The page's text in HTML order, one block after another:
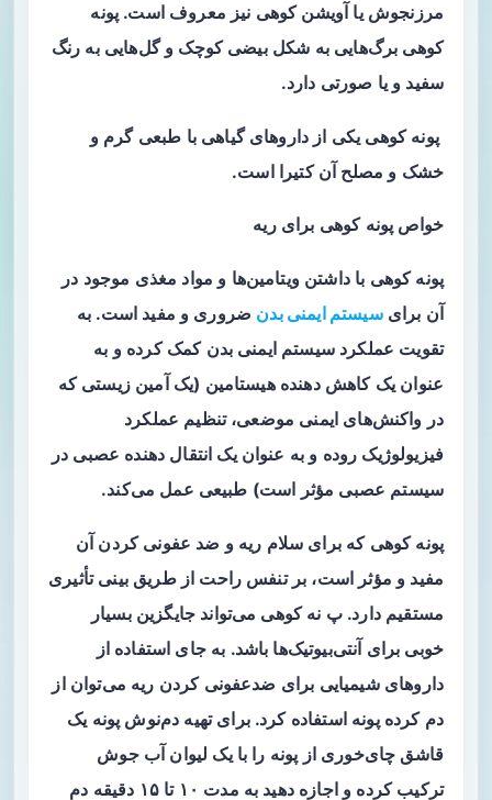
مرزنجوش یا آویشن کوهی نیز معروف است. پونه
کوهی برگ‌هایی به شکل بیضی کوچک و گل‌هایی به رنگ
سفید و یا صورتی دارد.
پونه کوهی یکی از داروهای گیاهی با طبعی گرم و
خشک و مصلح آن کتیرا است.
خواص پونه کوهی برای ریه
‌پونه کوهی با داشتن ویتامین‌ها و مواد مغذی موجود در
آن برایسیستم ایمنی بدن ضروری و مفید است. به
تقویت عملکرد سیستم ایمنی بدن کمک کرده و به
عنوان یک کاهش دهنده هیستامین (یک آمین زیستی که
در واکنش‌های ایمنی موضعی، تنظیم عملکرد
فیزیولوژیک روده و به عنوان یک انتقال دهنده عصبی در
سیستم عصبی مؤثر است) طبیعی عمل می‌کند.
پونه کوهی که برای سلام ریه و ضد عفونی کردن آن
مفید و مؤثر است، بر تنفس راحت از طریق بینی تأثیری
مستقیم دارد. پ نه کوهی می‌تواند جایگزین بسیار
خوبی برای آنتی‌بیوتیک‌ها باشد. به جای استفاده از
داروهای شیمیایی برای ضدعفونی کردن ریه می‌توان از
دم کرده پونه استفاده کرد. برای تهیه دم‌نوش پونه یک
قاشق چای‌خوری از پونه را با یک لیوان آب جوش
ترکیب کرده و اجازه دهید به مدت ۱۰ تا ۱۵ دقیقه دم